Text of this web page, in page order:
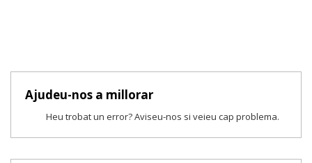
Ajudeu-nos a millorar
Heu trobat un error? Aviseu-nos si veieu cap problema.